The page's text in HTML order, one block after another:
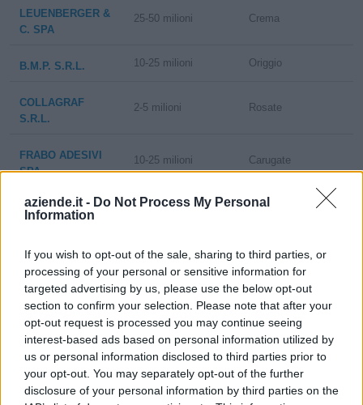
aziende.it - Do Not Process My Personal
Information
If you wish to opt-out of the sale, sharing to third parties, or
processing of your personal or sensitive information for
targeted advertising by us, please use the below opt-out
section to confirm your selection. Please note that after your
opt-out request is processed you may continue seeing
interest-based ads based on personal information utilized by
us or personal information disclosed to third parties prior to
your opt-out. You may separately opt-out of the further
disclosure of your personal information by third parties on the
LEUENBERGER &
C. SPA
25-50 milioni Crema
B.M.P. S.R.L. 10-25 milioni Origgio
COLLAGRAF
S.R.L.
2-5 milioni Rosate
FRABO ADESIVI
SPA
10-25 milioni Carugate
EDERPLAST
ESSEBI SRL 5-10 milioni Vigevano
ABC SRL 2-5 milioni Castellanza
MOROCOLOR
10-25 milioni Campodarsego
GIANCOL SPA 25-50 milioni